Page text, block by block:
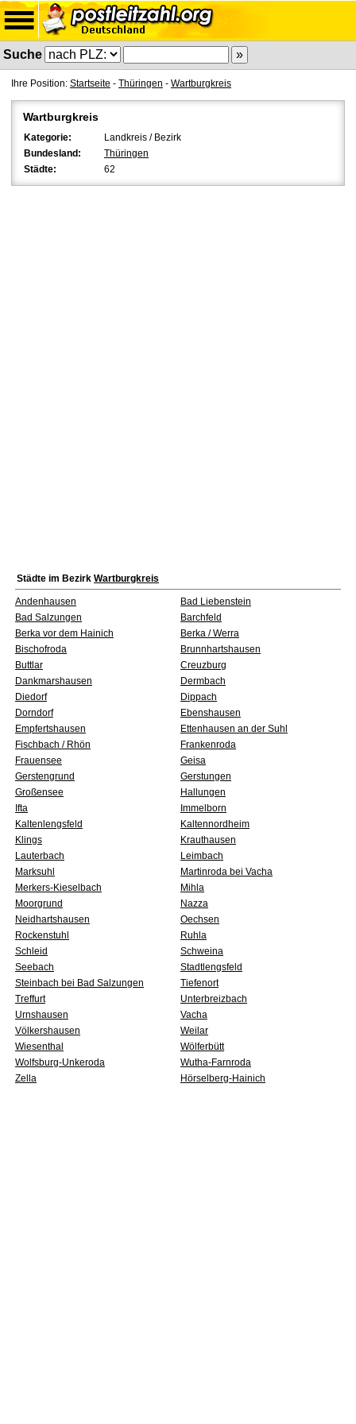
Suche
Ihre Position: Startseite - Thüringen - Wartburgkreis
Wartburgkreis
Kategorie:
Landkreis / Bezirk
Bundesland:
Thüringen
Städte:
62
Städte im Bezirk Wartburgkreis
Andenhausen
Bad Liebenstein
Bad Salzungen
Barchfeld
Berka vor dem Hainich
Berka / Werra
Bischofroda
Brunnhartshausen
Buttlar
Creuzburg
Dankmarshausen
Dermbach
Diedorf
Dippach
Dorndorf
Ebenshausen
Empfertshausen
Ettenhausen an der Suhl
Fischbach / Rhön
Frankenroda
Frauensee
Geisa
Gerstengrund
Gerstungen
Großensee
Hallungen
Ifta
Immelborn
Kaltenlengsfeld
Kaltennordheim
Klings
Krauthausen
Lauterbach
Leimbach
Marksuhl
Martinroda bei Vacha
Merkers-Kieselbach
Mihla
Moorgrund
Nazza
Neidhartshausen
Oechsen
Rockenstuhl
Ruhla
Schleid
Schweina
Seebach
Stadtlengsfeld
Steinbach bei Bad Salzungen
Tiefenort
Treffurt
Unterbreizbach
Urnshausen
Vacha
Völkershausen
Weilar
Wiesenthal
Wölferbütt
Wolfsburg-Unkeroda
Wutha-Farnroda
Zella
Hörselberg-Hainich